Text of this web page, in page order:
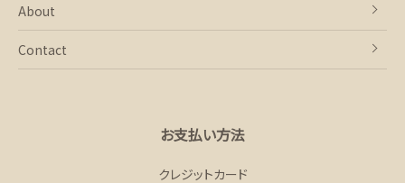
About
Contact
お支払い方法
クレジットカード